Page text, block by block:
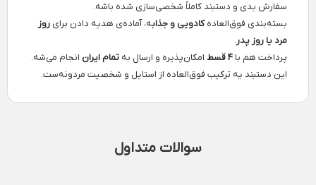
سفارش بدی و دستبند کاملاً شخصی‌سازی شده باشه.
بسته‌بندی فوق‌العادهکادویی و جذابه، آماده‌ی هدیه دادن برای روز
مرد یا روز پدر.
پرداخت هم با ۴ قسط امکان‌پذیره و ارسال به تمام ایران انجام می‌شه.
این دستبند یه ترکیب فوق‌العاده از استایل و شخصیت مردونه‌ست.
سوالات متداول